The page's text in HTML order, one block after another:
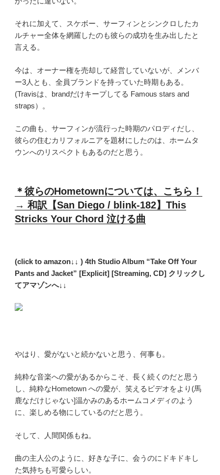
それに加えて、スケボー、サーフィンとシンクロしたカ
ルチャー全体を網羅したのも彼らの成功を生み出したと
言える。
今は、オーナー権を売却して経営していないが、メンバ
ー3人とも、全員ブランドを持っていた時期もある。
(Travisは、brandだけキープしてる Famous stars and
straps）。
この曲も、サーフィンが流行った時期のパロディだし、
彼らの住むカリフォルニアを題材にしたのは、ホームタ
ウンへのリスペクトもあるのだと思う。
＊彼らのHometownについては、こちら！
→ 和訳【San Diego / blink-182】This
Stricks Your Chord 泣ける曲
(click to amazon↓↓ ) 4th Studio Album “Take Off Your
Pants and Jacket” [Explicit] [Streaming, CD] クリックし
てアマゾンへ↓↓
やはり、愛がないと続かないと思う、何事も。
純粋な音楽への愛があるからこそ、長く続くのだと思う
し、純粋なHometown への愛が、笑えるビデオをより(馬
鹿なだけじゃない]温かみのあるホームコメディのよう
に、楽しめる物にしているのだと思う。
そして、人間関係もね。
曲の主人公のように、好きな子に、会うのにドキドキし
た気持ちも可愛らしい。